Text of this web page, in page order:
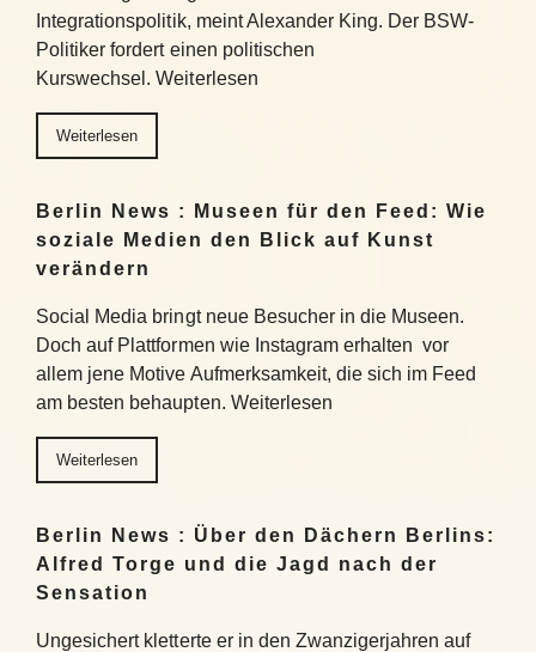
Integrationspolitik, meint Alexander King. Der BSW-
Politiker fordert einen politischen
Kurswechsel. Weiterlesen
Weiterlesen
Berlin News : Museen für den Feed: Wie
soziale Medien den Blick auf Kunst
verändern
Social Media bringt neue Besucher in die Museen.
Doch auf Plattformen wie Instagram erhalten vor
allem jene Motive Aufmerksamkeit, die sich im Feed
am besten behaupten. Weiterlesen
Weiterlesen
Berlin News : Über den Dächern Berlins:
Alfred Torge und die Jagd nach der
Sensation
Ungesichert kletterte er in den Zwanzigerjahren auf